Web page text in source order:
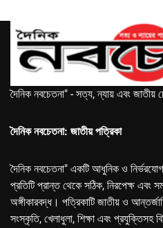
দৈনিক নবচেতনা" - সত্য, ন্যায় এবং জাতীয়
দৈনিক নবচেতনা: জাতীয় পত্রিকা
দৈনিক নবচেতনা" একটি আধুনিক ও
প্রতিটি প্রান্ত থেকে সঠিক, নিরপেক্ষ এবং
অঙ্গীকারবদ্ধ। পত্রিকাটি জাতীয় ও
সংস্কৃতি, খেলাধুলা, শিক্ষা এবং প্রযুক্তিসহ